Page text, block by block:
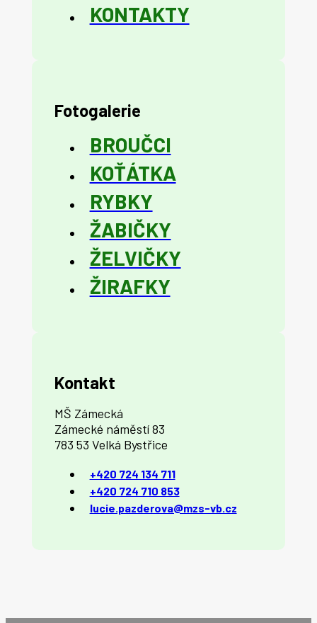
KONTAKTY
Fotogalerie
BROUČCI
KOŤÁTKA
RYBKY
ŽABIČKY
ŽELVIČKY
ŽIRAFKY
Kontakt
MŠ Zámecká
Zámecké náměstí 83
783 53 Velká Bystřice
+420 724 134 711
+420 724 710 853
lucie.pazderova@mzs-vb.cz